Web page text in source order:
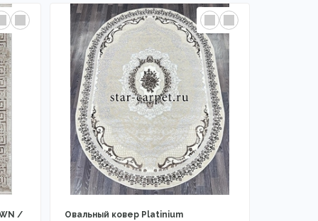
/
Овальный ковер Platinium